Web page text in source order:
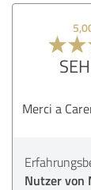
Merci a
Nutzer von